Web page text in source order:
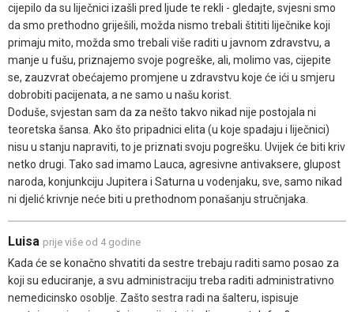
cijepilo da su liječnici izašli pred ljude te rekli - gledajte, svjesni smo
da smo prethodno griješili, možda nismo trebali štititi liječnike koji
primaju mito, možda smo trebali više raditi u javnom zdravstvu, a
manje u fušu, priznajemo svoje pogreške, ali, molimo vas, cijepite
se, zauzvrat obećajemo promjene u zdravstvu koje će ići u smjeru
dobrobiti pacijenata, a ne samo u našu korist.
Doduše, svjestan sam da za nešto takvo nikad nije postojala ni
teoretska šansa. Ako što pripadnici elita (u koje spadaju i liječnici)
nisu u stanju napraviti, to je priznati svoju pogrešku. Uvijek će biti kriv
netko drugi. Tako sad imamo Lauca, agresivne antivaksere, glupost
naroda, konjunkciju Jupitera i Saturna u vodenjaku, sve, samo nikad
ni djelić krivnje neće biti u prethodnom ponašanju stručnjaka.
Luisa prije više od 4 godine
Kada će se konačno shvatiti da sestre trebaju raditi samo posao za
koji su educiranje, a svu administraciju treba raditi administrativno
nemedicinsko osoblje. Zašto sestra radi na šalteru, ispisuje